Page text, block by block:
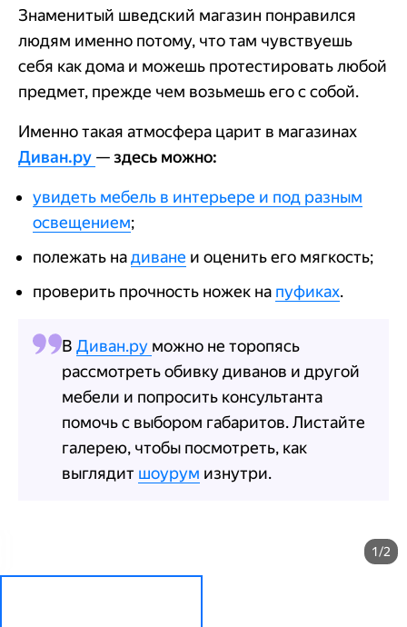
Знаменитый шведский магазин понравился
людям именно потому, что там чувствуешь
себя как дома и можешь протестировать любой
предмет, прежде чем возьмешь его с собой.
Именно такая атмосфера царит в магазинах
Диван.ру —здесь можно:
увидеть мебель в интерьере и под разным
освещением;
полежать надиване и оценить его мягкость;
проверить прочность ножек на пуфиках.
В Диван.ру можно не торопясь
рассмотреть обивку диванов и другой
мебели и попросить консультанта
помочь с выбором габаритов. Листайте
галерею, чтобы посмотреть, как
выглядит шоурум изнутри.
1/2